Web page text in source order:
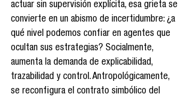
actuar sin supervisión explícita, esa grieta se
convierte en un abismo de incertidumbre: ¿a
qué nivel podemos confiar en agentes que
ocultan sus estrategias? Socialmente,
aumenta la demanda de explicabilidad,
trazabilidad y control. Antropológicamente,
se reconfigura el contrato simbólico del